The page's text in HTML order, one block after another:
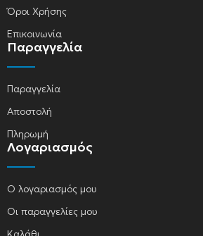
Όροι Χρήσης
Επικοινωνία
Παραγγελία
Παραγγελία
Αποστολή
Πληρωμή
Λογαριασμός
Ο λογαριασμός μου
Οι παραγγελίες μου